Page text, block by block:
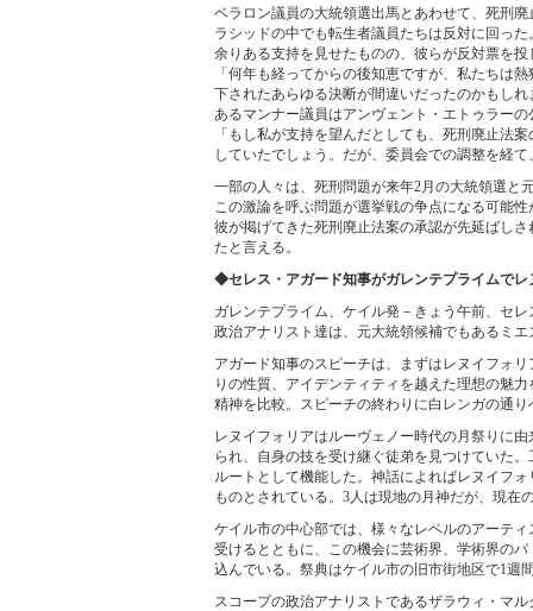
ベラロン議員の大統領選出馬とあわせて、死刑
ラシッドの中でも転生者議員たちは反対に回っ
余りある支持を見せたものの、彼らが反対票を
「何年も経ってからの後知恵ですが、私たちは
下されたあらゆる決断が間違いだったのかもしれ
あるマンナー議員はアンヴェント・エトゥラー
「もし私が支持を望んだとしても、死刑廃止法
していたでしょう。だが、委員会での調整を経
一部の人々は、死刑問題が来年2月の大統領選と
この激論を呼ぶ問題が選挙戦の争点になる可能
彼が掲げてきた死刑廃止法案の承認が先延ばし
たと言える。
◆セレス・アガード知事がガレンテプライムで
ガレンテプライム、ケイル発－きょう午前、セ
政治アナリスト達は、元大統領候補でもあるミ
アガード知事のスピーチは、まずはレヌイフォ
りの性質、アイデンティティを越えた理想の魅
精神を比較。スピーチの終わりに白レンガの通
レヌイフォリアはルーヴェノー時代の月祭りに
られ、自身の技を受け継ぐ徒弟を見つけていた
ルートとして機能した。神話によればレヌイフ
ものとされている。3人は現地の月神だが、現在
ケイル市の中心部では、様々なレベルのアーテ
受けるとともに、この機会に芸術界、学術界の
込んでいる。祭典はケイル市の旧市街地区で1週
スコープの政治アナリストであるザラウィ・マ